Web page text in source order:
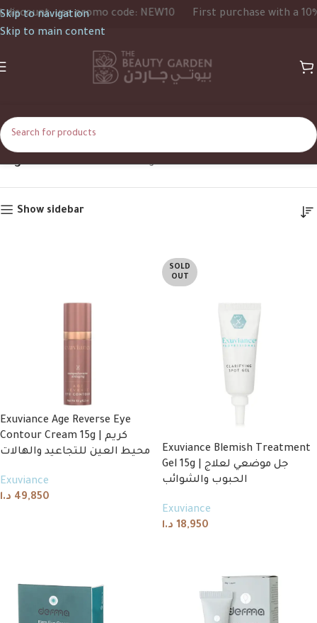
Skip to navigation
Skip to main content
use promo code: NEW10 First purchase with a 10%
15g Home Product Size 15g
Show sidebar
Exuviance Age Reverse Eye
Contour Cream 15g | كريم
محيط العين للتجاعيد والهالات
Exuviance
49,850 د.ا
SOLD
OUT
Exuviance Blemish Treatment
Gel 15g | جل موضعي لعلاج
الحبوب والشوائب
Exuviance
18,950 د.ا